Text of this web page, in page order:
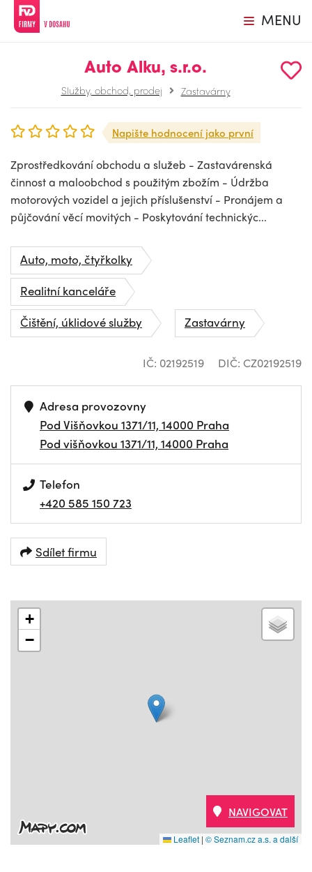
MENU
Auto Alku, s.r.o.
Služby, obchod, prodej Zastavárny
Napište hodnocení jako první
Zprostředkování obchodu a služeb - Zastavárenská
činnost a maloobchod s použitým zbožím - Údržba
motorových vozidel a jejich příslušenství - Pronájem a
půjčování věcí movitých - Poskytování technickýc...
Auto, moto, čtyřkolky
Realitní kanceláře
Čištění, úklidové služby
Zastavárny
IČ: 02192519 DIČ: CZ02192519
Adresa provozovny
Pod Višňovkou 1371/11, 14000 Praha
Pod višňovkou 1371/11, 14000 Praha
Telefon
+420 585 150 723
Sdílet firmu
+
−
Leaflet | © Seznam.cz a.s. a další
NAVIGOVAT